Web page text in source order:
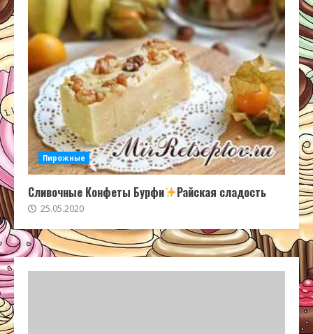
Пирожные
Сливочные Конфеты Бурфи Райская сладость
25.05.2020